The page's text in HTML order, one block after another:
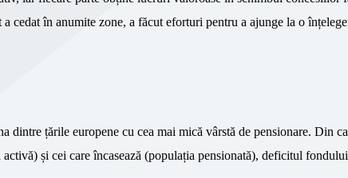
cedat în anumite zone, a făcut eforturi pentru a ajunge la o
dintre țările europene cu cea mai mică vârstă de pensionare. Din
și cei care încasează (populația pensionată), deficitul